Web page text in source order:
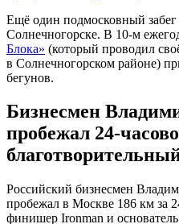
Ещё один подмосковный забег
Солнечногорске. В 10-м
Блока» (который проводил
в Солнечногорском районе)
бегунов.
Бизнесмен
пробежал 24-
Российский бизнесмен
пробежал в Москве 186 км за
финишер Ironman и